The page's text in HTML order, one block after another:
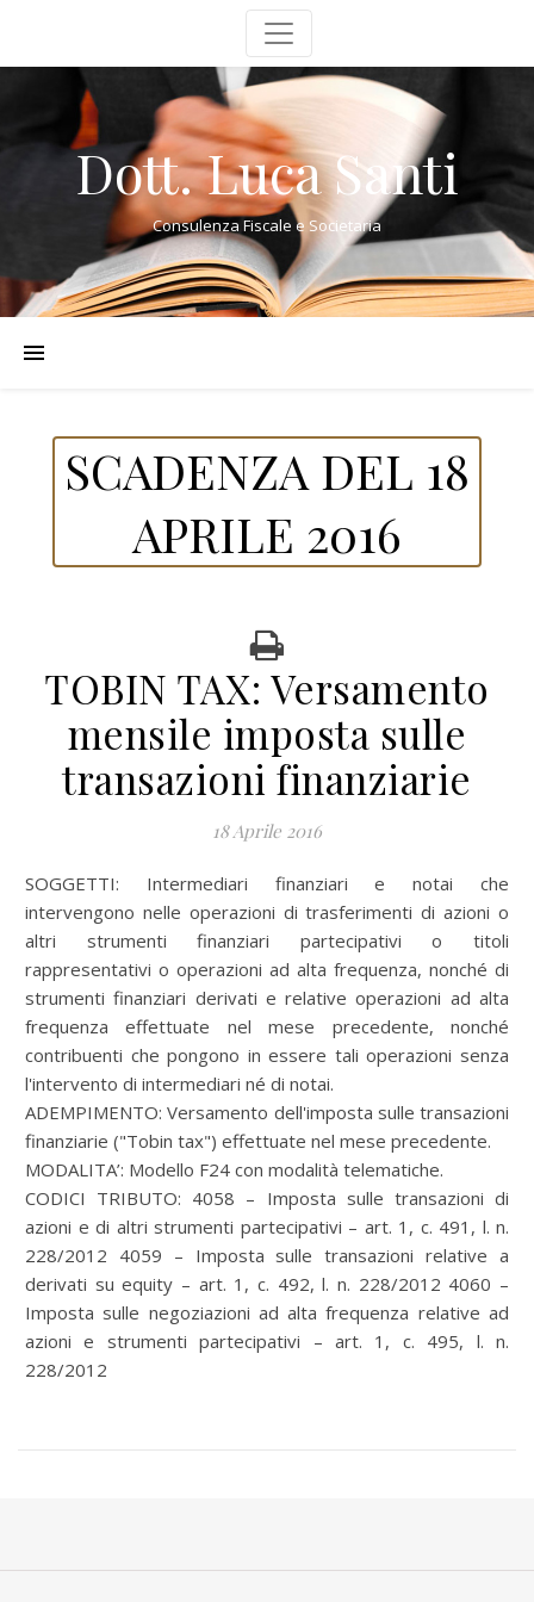
Dott. Luca Santi
Consulenza Fiscale e Societaria
SCADENZA DEL 18
APRILE 2016
TOBIN TAX: Versamento
mensile imposta sulle
transazioni finanziarie
18 Aprile 2016
SOGGETTI: Intermediari finanziari e notai che
intervengono nelle operazioni di trasferimenti di azioni o
altri strumenti finanziari partecipativi o titoli
rappresentativi o operazioni ad alta frequenza, nonché di
strumenti finanziari derivati e relative operazioni ad alta
frequenza effettuate nel mese precedente, nonché
contribuenti che pongono in essere tali operazioni senza
l'intervento di intermediari né di notai.
ADEMPIMENTO: Versamento dell'imposta sulle transazioni
finanziarie ("Tobin tax") effettuate nel mese precedente.
MODALITA’: Modello F24 con modalità telematiche.
CODICI TRIBUTO: 4058 – Imposta sulle transazioni di
azioni e di altri strumenti partecipativi – art. 1, c. 491, l. n.
228/2012 4059 – Imposta sulle transazioni relative a
derivati su equity – art. 1, c. 492, l. n. 228/2012 4060 –
Imposta sulle negoziazioni ad alta frequenza relative ad
azioni e strumenti partecipativi – art. 1, c. 495, l. n.
228/2012